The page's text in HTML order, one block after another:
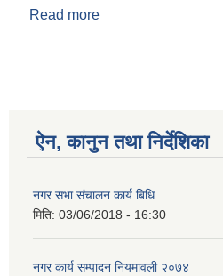
Read more
ऐन, कानुन तथा निर्देशिका
नगर सभा संचालन कार्य बिधि
मिति: 03/06/2018 - 16:30
नगर कार्य सम्पादन नियमावली २०७४